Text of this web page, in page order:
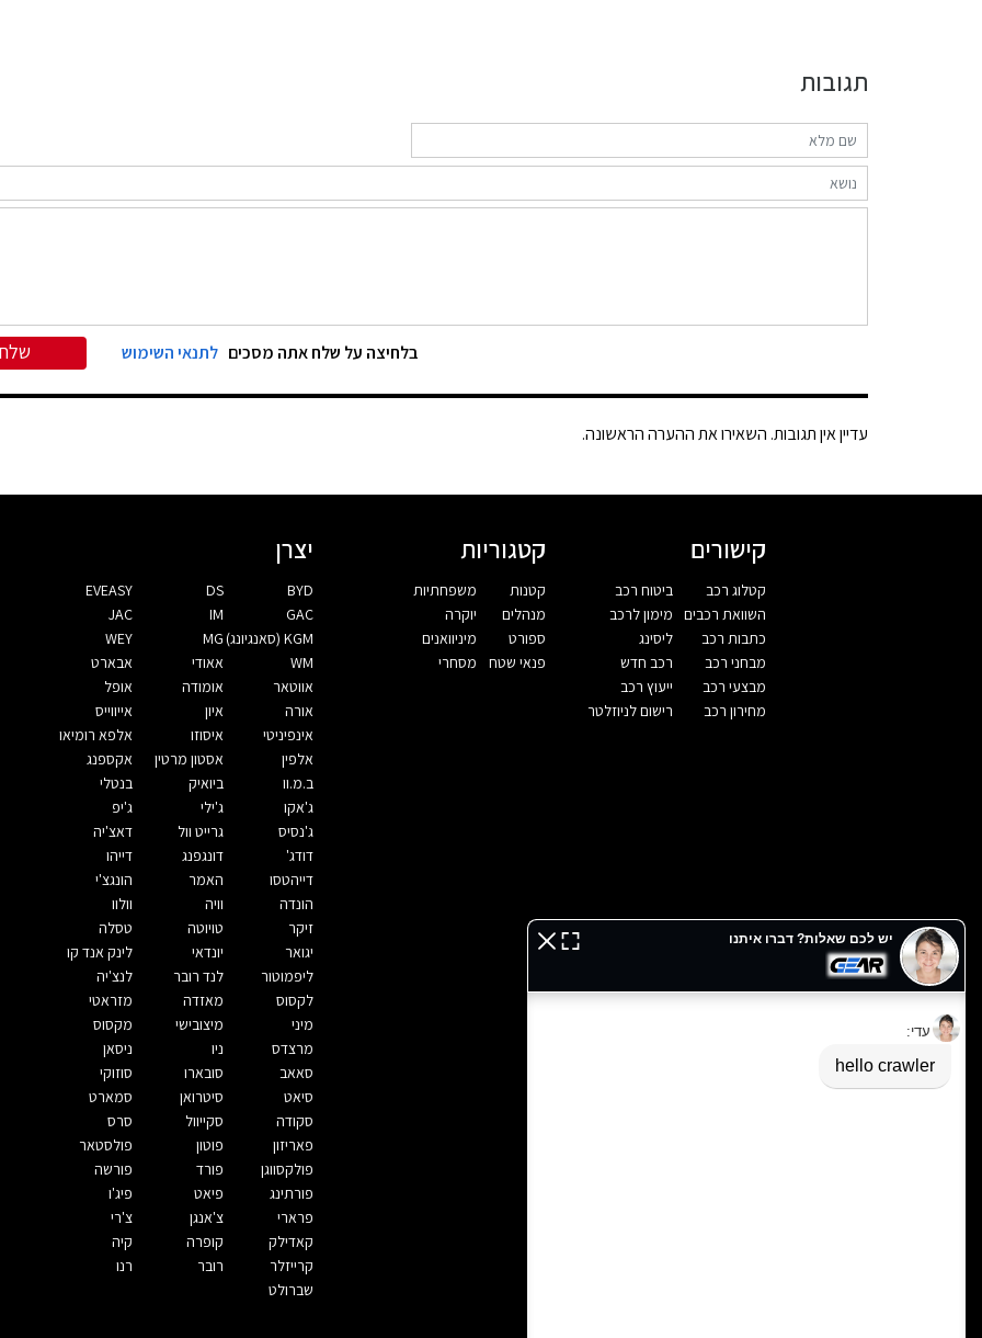
תגובות
בלחיצה על שלח אתה מסכים לתנאי השימוש
עדיין אין תגובות. השאירו את ההערה הראשונה.
קישורים
קטלוג רכב
השוואת רכבים
כתבות רכב
מבחני רכב
מבצעי רכב
מחירון רכב
ביטוח רכב
מימון לרכב
ליסינג
רכב חדש
ייעוץ רכב
רישום לניוזלטר
קטגוריות
קטנות
מנהלים
ספורט
פנאי שטח
משפחתיות
יוקרה
מיניוואנים
מסחרי
יצרן
BYD
DS
EVEASY
GAC
IM
JAC
KGM (סאנגיונג)
MG
WEY
WM
אאודי
אבארט
אווטאר
אומודה
אופל
אורה
איון
אייווייס
אינפיניטי
איסוזו
אלפא רומיאו
אלפין
אסטון מרטין
אקספנג
ב.מ.וו
ביואיק
בנטלי
ג'אקו
ג'ילי
ג'יפ
ג'נסיס
גרייט וול
דאצ'יה
דודג'
דונגפנג
דייהו
דייהטסו
האמר
הונגצ'י
הונדה
וויה
וולוו
זיקר
טויוטה
טסלה
יגואר
יונדאי
לינק אנד קו
ליפמוטור
לנד רובר
לנצ'יה
לקסוס
מאזדה
מזראטי
מיני
מיצובישי
מקסוס
מרצדס
ניו
ניסאן
סאאב
סובארו
סוזוקי
סיאט
סיטרואן
סמארט
סקודה
סקייוול
סרס
פאריזון
פוטון
פולסטאר
פולקסווגן
פורד
פורשה
פורתינג
פיאט
פיג'ו
פרארי
צ'אנגן
צ'רי
קאדילק
קופרה
קיה
קרייזלר
רובר
רנו
שברולט